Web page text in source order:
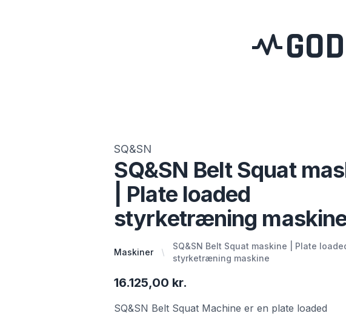
SQ&SN
SQ&SN Belt Squat
| Plate loaded
styrketræning
Maskiner
SQ&SN Belt Squat maskine | Plate
styrketræning maskine
16.125,00 kr.
SQ&SN Belt Squat Machine er en plate loaded